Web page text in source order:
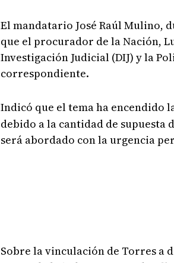
El mandatario José Raúl Mulino,
que el procurador de la Nación,
Investigación Judicial (DIJ) y la
correspondiente.
Indicó que el tema ha encendido
debido a la cantidad de supuesta
será abordado con la urgencia
Sobre la vinculación de Torres a